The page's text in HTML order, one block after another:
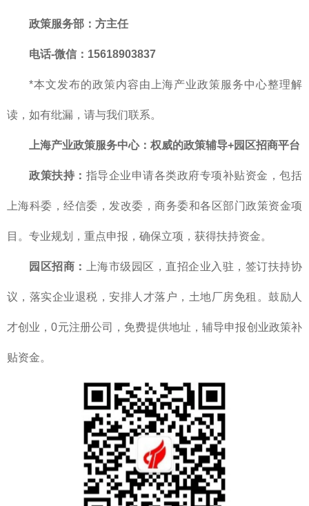
政策服务部 ：方主任
电话-微信：15618903837
*本文发布的政策内容由上海产业政策服务中心整理解
读，如有纰漏，请与我们联系。
上海产业政策服务中心： 权威的政策辅导+园区招商平台
政策扶持： 指导企业申请各类政府专项补贴资金，包括
上海科委，经信委，发改委，商务委和各区部门政策资金项
目。专业规划，重点申报，确保立项，获得扶持资金。
园区招商： 上海市级园区，直招企业入驻，签订扶持协
议，落实企业退税，安排人才落户，土地厂房免租。鼓励人
才创业，0元注册公司，免费提供地址，辅导申报创业政策补
贴资金。